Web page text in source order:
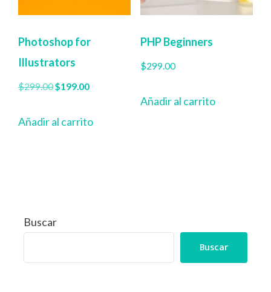
Photoshop for
Illustrators
$299.00$199.00
Añadir al carrito
PHP Beginners
$299.00
Añadir al carrito
Buscar
Buscar